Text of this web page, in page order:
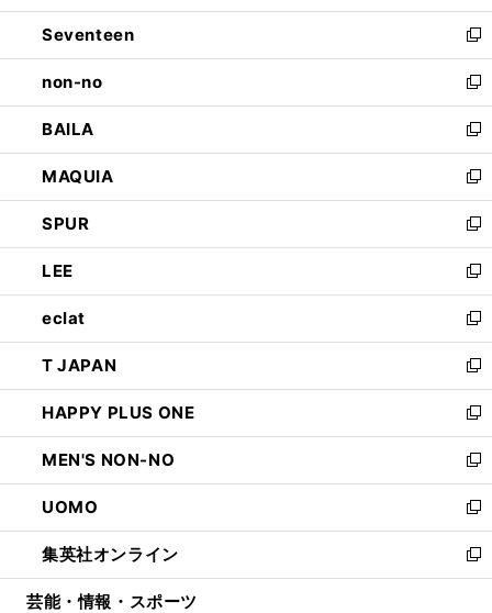
開
く
ウ
で
開
く
ン
ド
ウ
で
開
く
Seventeen
新
し
い
ウ
ィ
ン
ド
ウ
で
開
く
non-no
新
し
い
ウ
ィ
ン
ド
ウ
で
開
く
BAILA
新
し
い
ウ
ィ
ン
ド
ウ
で
開
く
MAQUIA
新
し
い
ウ
ィ
ン
ド
ウ
で
開
く
SPUR
新
し
い
ウ
ィ
ン
ド
ウ
で
開
く
LEE
新
し
い
ウ
ィ
ン
ド
ウ
で
開
く
eclat
新
し
い
ウ
ィ
ン
ド
ウ
で
開
く
T JAPAN
新
し
い
ウ
ィ
ン
ド
ウ
で
開
HAPPY PLUS ONE
新
し
い
ウ
ィ
ン
ド
ウ
MEN'S NON-NO
新
し
い
ウ
ィ
ン
UOMO
新
し
い
ウ
集英社オンライン
新
し
芸能・情報・スポーツ